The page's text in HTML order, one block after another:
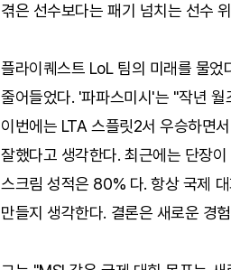
겪은 선수보다는 패기 넘치는 선수
플라이퀘스트 LoL 팀의 미래를 물었
줄어들었다. '파파스미시'는 "작년
이번에는 LTA 스플릿2서 우승하면
잘했다고 생각한다. 최근에는 단장
스크림 성적은 80% 다. 항상 국제
만들지 생각한다. 결론은 새로운 경